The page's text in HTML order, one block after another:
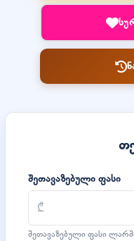
შეთავაზებული ფასი
შეთავაზებული ფასი